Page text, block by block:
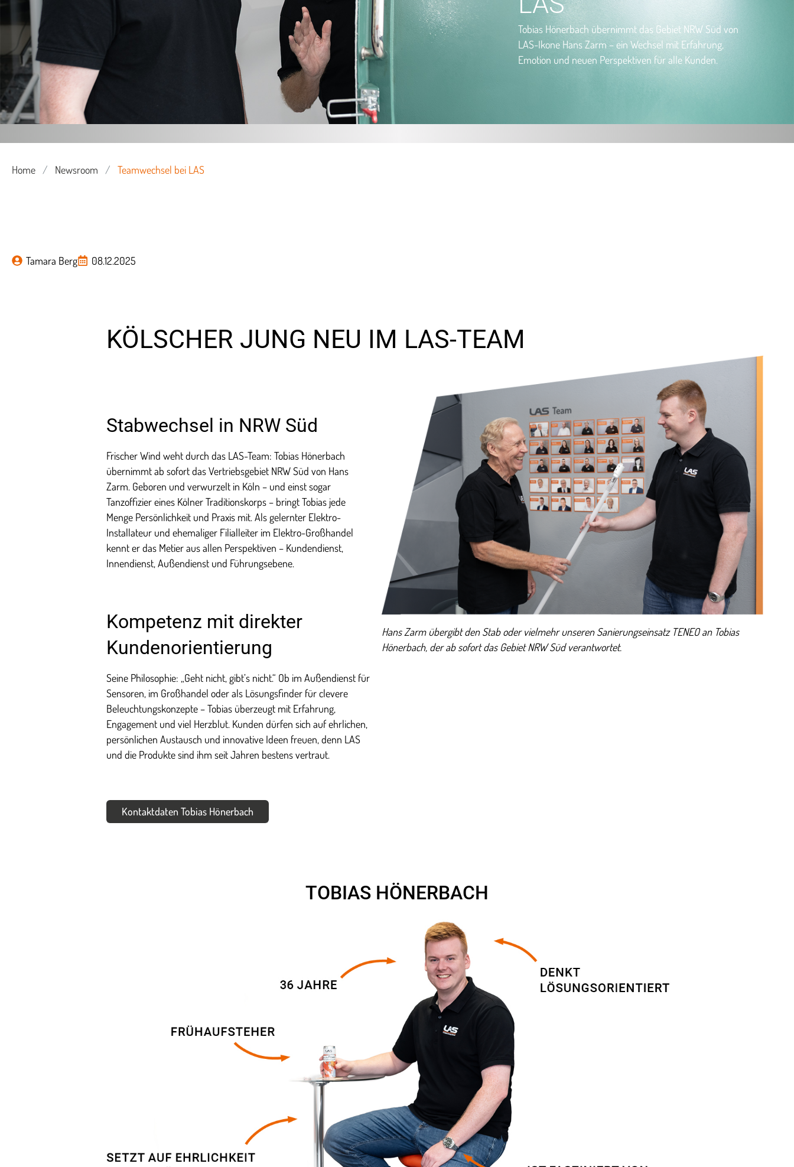
Tobias Hönerbach übernimmt das Gebiet NRW Süd von
LAS-Ikone Hans Zarm – ein Wechsel mit Erfahrung,
Emotion und neuen Perspektiven für alle Kunden.
Home / Newsroom / Teamwechsel bei LAS
Tamara Berg 08.12.2025
KÖLSCHER JUNG NEU IM LAS-TEAM
Stabwechsel in NRW Süd
Frischer Wind weht durch das LAS-Team: Tobias Hönerbach
übernimmt ab sofort das Vertriebsgebiet NRW Süd von Hans
Zarm. Geboren und verwurzelt in Köln – und einst sogar
Tanzoffizier eines Kölner Traditionskorps – bringt Tobias jede
Menge Persönlichkeit und Praxis mit. Als gelernter Elektro-
Installateur und ehemaliger Filialleiter im Elektro-Großhandel
kennt er das Metier aus allen Perspektiven – Kundendienst,
Innendienst, Außendienst und Führungsebene.
Kompetenz mit direkter
Kundenorientierung
Seine Philosophie: „Geht nicht, gibt’s nicht.“ Ob im Außendienst für
Sensoren, im Großhandel oder als Lösungsfinder für clevere
Beleuchtungskonzepte – Tobias überzeugt mit Erfahrung,
Engagement und viel Herzblut. Kunden dürfen sich auf ehrlichen,
persönlichen Austausch und innovative Ideen freuen, denn LAS
und die Produkte sind ihm seit Jahren bestens vertraut.
Kontaktdaten Tobias Hönerbach
Hans Zarm übergibt den Stab oder vielmehr unseren Sanierungseinsatz TENEO an Tobias
Hönerbach, der ab sofort das Gebiet NRW Süd verantwortet.
TOBIAS HÖNERBACH